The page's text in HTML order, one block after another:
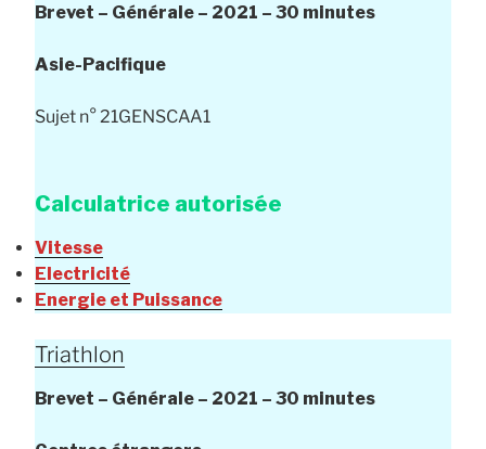
Brevet – Générale – 2021 – 30 minutes
Asie-Pacifique
Sujet n° 21GENSCAA1
Calculatrice autorisée
Vitesse
Electricité
Energie et Puissance
Triathlon
Brevet – Générale – 2021 – 30 minutes